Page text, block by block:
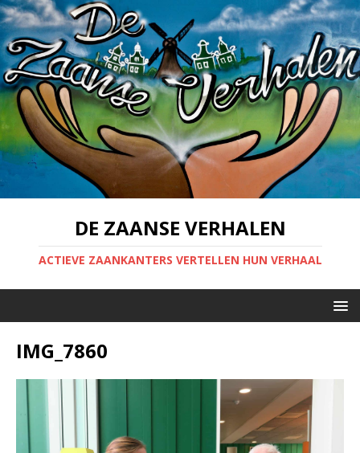
DE ZAANSE VERHALEN
ACTIEVE ZAANKANTERS VERTELLEN HUN VERHAAL
IMG_7860